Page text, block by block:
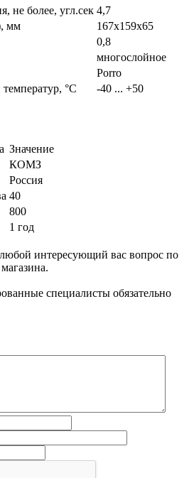
не более, угл.сек 4,7
мм
167х159х65
0,8
многослойное
Porro
°С
-40 ... +50
Значение
КОМЗ
Россия
40
800
1 год
интересующий вас вопрос по
специалисты обязательно